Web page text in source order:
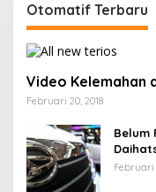
Otomatif Terbaru
Video Kelemahan
Februari 20, 2018
Belum
Februari